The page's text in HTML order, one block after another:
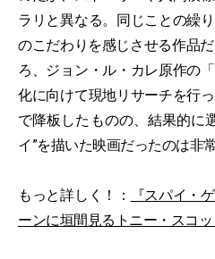
ラリと異なる。同じことの繰
のこだわりを感じさせる作品
ろ、ジョン・ル・カレ原作の
化に向けて現地リサーチを行
で降板したものの、結果的に
イ”を描いた映画だったのは非
もっと詳しく！：
『スパイ・
ーンに垣間見るトニー・スコ